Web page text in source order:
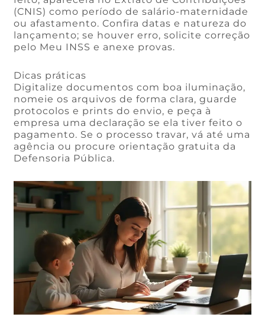
(CNIS) como período de salário-maternidade
ou afastamento. Confira datas e natureza do
lançamento; se houver erro, solicite correção
pelo Meu INSS e anexe provas.
Dicas práticas
Digitalize documentos com boa iluminação,
nomeie os arquivos de forma clara, guarde
protocolos e prints do envio, e peça à
empresa uma declaração se ela tiver feito o
pagamento. Se o processo travar, vá até uma
agência ou procure orientação gratuita da
Defensoria Pública.